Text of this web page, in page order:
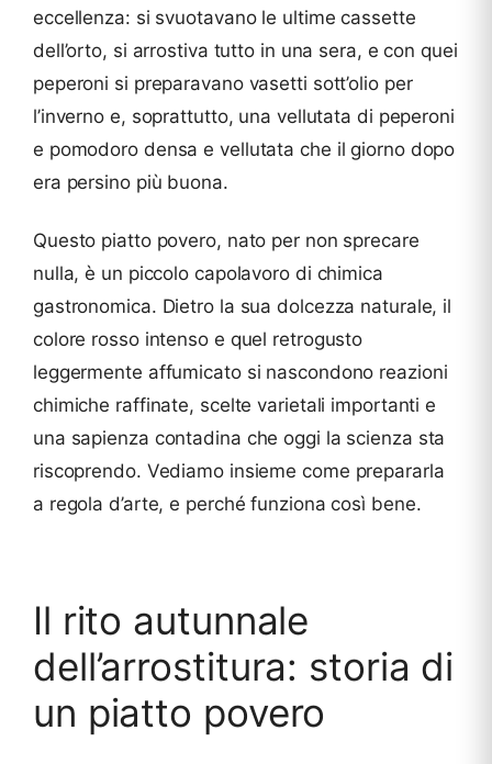
eccellenza: si svuotavano le ultime cassette
dell’orto, si arrostiva tutto in una sera, e con quei
peperoni si preparavano vasetti sott’olio per
l’inverno e, soprattutto, una vellutata di peperoni
e pomodoro densa e vellutata che il giorno dopo
era persino più buona.
Questo piatto povero, nato per non sprecare
nulla, è un piccolo capolavoro di chimica
gastronomica. Dietro la sua dolcezza naturale, il
colore rosso intenso e quel retrogusto
leggermente affumicato si nascondono reazioni
chimiche raffinate, scelte varietali importanti e
una sapienza contadina che oggi la scienza sta
riscoprendo. Vediamo insieme come prepararla
a regola d’arte, e perché funziona così bene.
Il rito autunnale
dell’arrostitura: storia di
un piatto povero